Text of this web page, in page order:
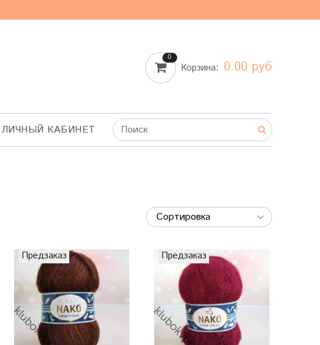
0
Корзина: 0.00 руб
ЛИЧНЫЙ КАБИНЕТ
Предзаказ Предзаказ